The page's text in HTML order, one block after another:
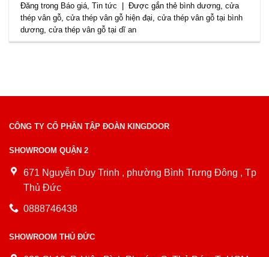
Đăng trong Báo giá ,Tin tức Được gắn thẻ bình dương ,cửa
thép vân gỗ ,cửa thép vân gỗ hiện đại ,cửa thép vân gỗ tại bình
dương ,cửa thép vân gỗ tại dĩ an
CÔNG TY CỔ PHẦN TẬP ĐOÀN KINGDOOR
SHOWROOM QUẬN 2
671 Nguyễn Duy Trinh , phường Bình Trưng Đông , Tp
Thủ Đức
0888746438
SHOWROOM THỦ ĐỨC